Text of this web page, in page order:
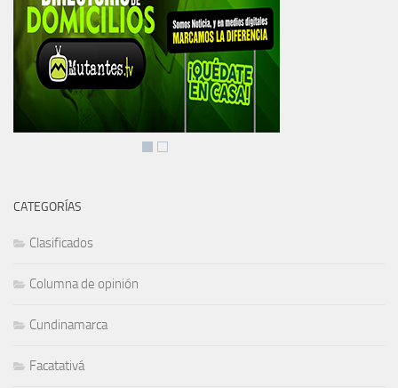
CATEGORÍAS
Clasificados
Columna de opinión
Cundinamarca
Facatativá